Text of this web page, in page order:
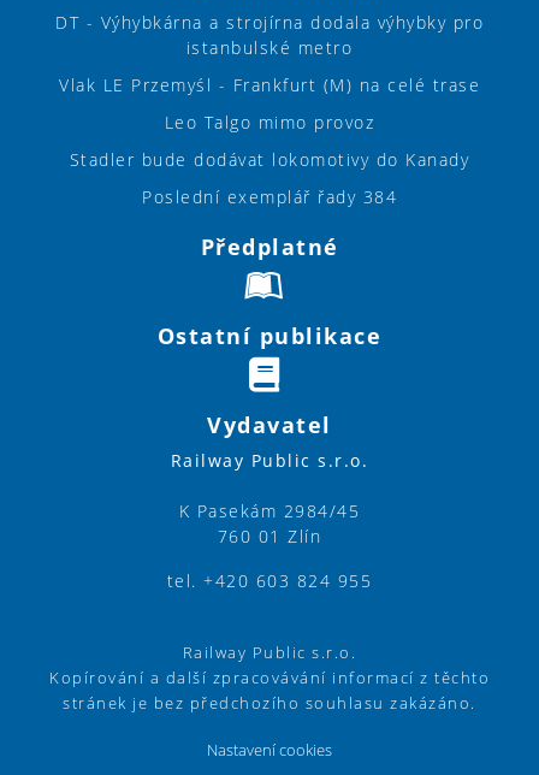
DT - Výhybkárna a strojírna dodala výhybky pro
istanbulské metro
Vlak LE Przemyśl - Frankfurt (M) na celé trase
Leo Talgo mimo provoz
Stadler bude dodávat lokomotivy do Kanady
Poslední exemplář řady 384
Předplatné
Ostatní publikace
Vydavatel
Railway Public s.r.o.
K Pasekám 2984/45
760 01 Zlín
tel. +420 603 824 955
Railway Public s.r.o.
Kopírování a další zpracovávání informací z těchto
stránek je bez předchozího souhlasu zakázáno.
Nastavení cookies